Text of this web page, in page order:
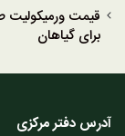
برای گیاهان
آدرس دفتر مرکزی